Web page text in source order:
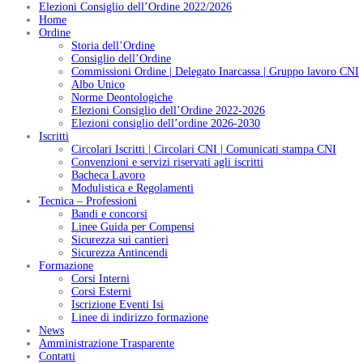
Elezioni Consiglio dell’Ordine 2022/2026
Home
Ordine
Storia dell’Ordine
Consiglio dell’Ordine
Commissioni Ordine | Delegato Inarcassa | Gruppo lavoro CNI
Albo Unico
Norme Deontologiche
Elezioni Consiglio dell’Ordine 2022-2026
Elezioni consiglio dell’ordine 2026-2030
Iscritti
Circolari Iscritti | Circolari CNI | Comunicati stampa CNI
Convenzioni e servizi riservati agli iscritti
Bacheca Lavoro
Modulistica e Regolamenti
Tecnica – Professioni
Bandi e concorsi
Linee Guida per Compensi
Sicurezza sui cantieri
Sicurezza Antincendi
Formazione
Corsi Interni
Corsi Esterni
Iscrizione Eventi Isi
Linee di indirizzo formazione
News
Amministrazione Trasparente
Contatti